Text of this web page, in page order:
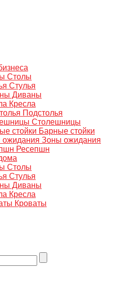
Столы
Стулья
Диваны
Кресла
Подстолья
Столешницы
Барные стойки
Зоны ожидания
Ресепшн
Столы
Стулья
Диваны
Кресла
Кроваты